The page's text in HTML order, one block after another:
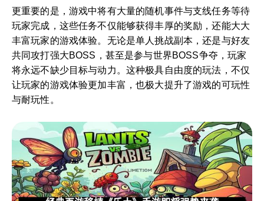
更重要的是，游戏中将有大量的随机事件与支线任务等待
玩家完成，这些任务不仅能够获得丰厚的奖励，还能大大
丰富玩家的游戏体验。无论是单人挑战副本，还是与好友
共同攻打强大BOSS，甚至是参与世界BOSS争夺，玩家
将永远不缺少目标与动力。这种极具自由度的玩法，不仅
让玩家的游戏体验更加丰富，也极大提升了游戏的可玩性
与耐玩性。